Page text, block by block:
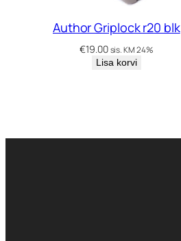
Author Griplock r20 blk
€19.00 sis. KM 24%
Lisa korvi